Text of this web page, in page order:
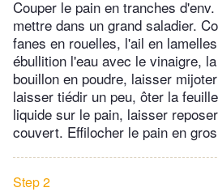
Couper le pain en tranches
mettre dans un grand saladier.
fanes en rouelles, l'ail en
ébullition l'eau avec le vinaigre,
bouillon en poudre, laisser
laisser tiédir un peu, ôter la
liquide sur le pain, laisser
couvert. Effilocher le pain en
Step 2